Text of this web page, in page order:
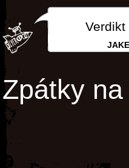
Verdikt
Zpátky na